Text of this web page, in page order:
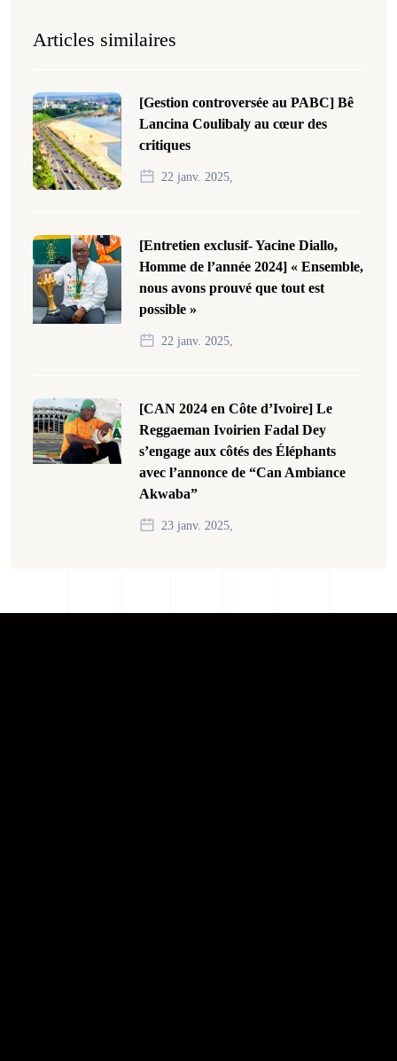
Articles similaires
[Gestion controversée au PABC] Bê
Lancina Coulibaly au cœur des
critiques
22 janv. 2025,
[Entretien exclusif- Yacine Diallo,
Homme de l’année 2024] « Ensemble,
nous avons prouvé que tout est
possible »
22 janv. 2025,
[CAN 2024 en Côte d’Ivoire] Le
Reggaeman Ivoirien Fadal Dey
s’engage aux côtés des Éléphants
avec l’annonce de “Can Ambiance
Akwaba”
23 janv. 2025,